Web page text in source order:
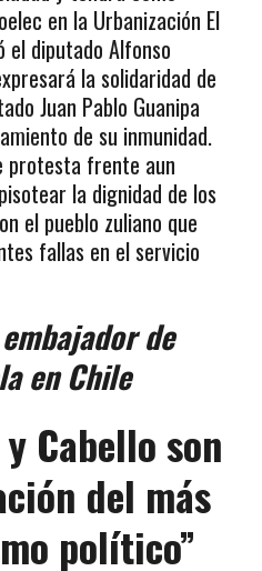
en la Urbanización El
el diputado Alfonso
la solidaridad de
Juan Pablo Guanipa
de su inmunidad.
protesta frente aun
la dignidad de los
el pueblo zuliano que
fallas en el servicio
de
en Chile
Cabello son
del más
político”